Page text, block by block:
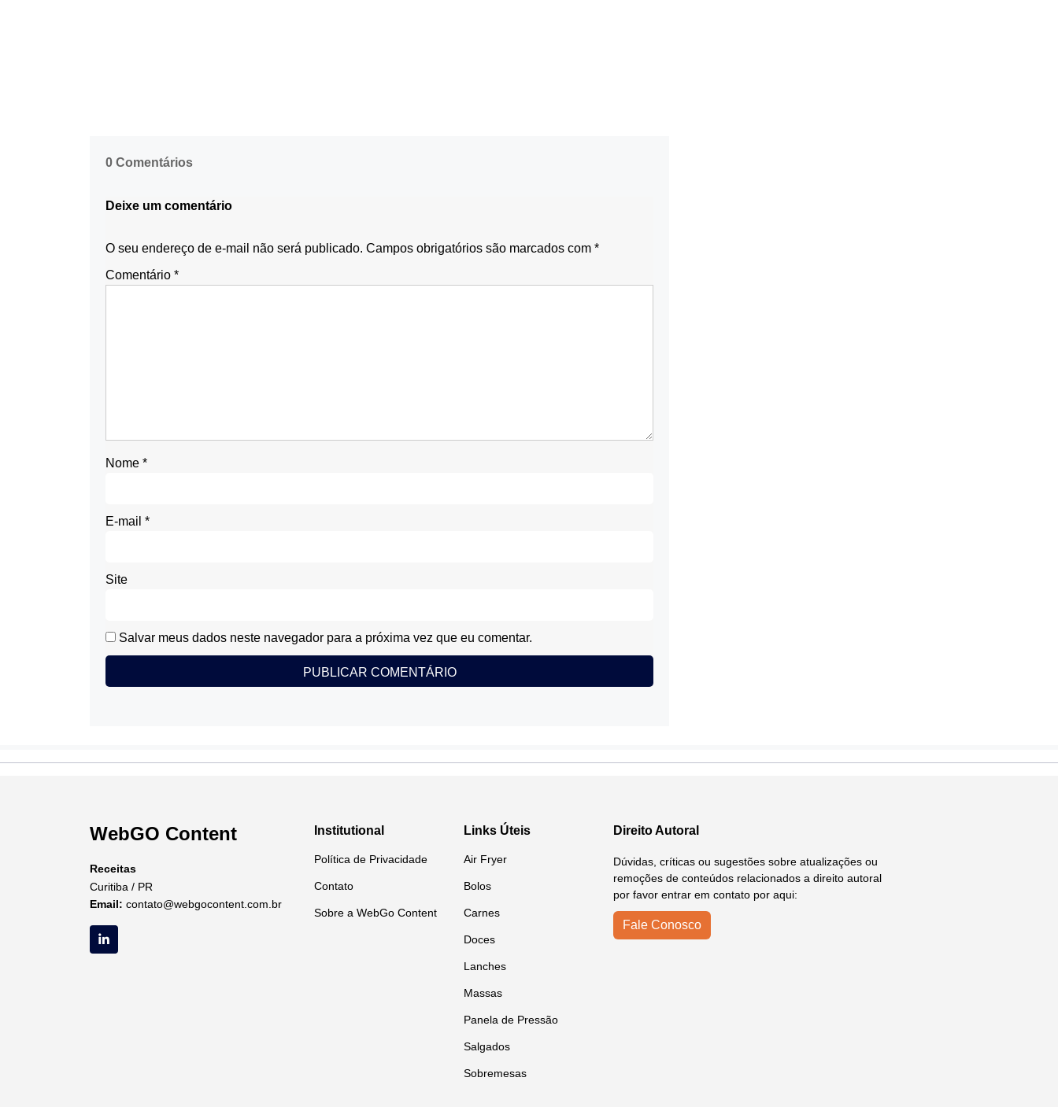
0 Comentários
Deixe um comentário
O seu endereço de e-mail não será publicado. Campos obrigatórios são marcados com *
Comentário *
Nome *
E-mail *
Site
Salvar meus dados neste navegador para a próxima vez que eu comentar.
WebGO Content
Receitas
Curitiba / PR
Email: contato@webgocontent.com.br
Institutional
Política de Privacidade
Contato
Sobre a WebGo Content
Links Úteis
Air Fryer
Bolos
Carnes
Doces
Lanches
Massas
Panela de Pressão
Salgados
Sobremesas
Direito Autoral
Dúvidas, críticas ou sugestões sobre atualizações ou
remoções de conteúdos relacionados a direito autoral
por favor entrar em contato por aqui:
Fale Conosco